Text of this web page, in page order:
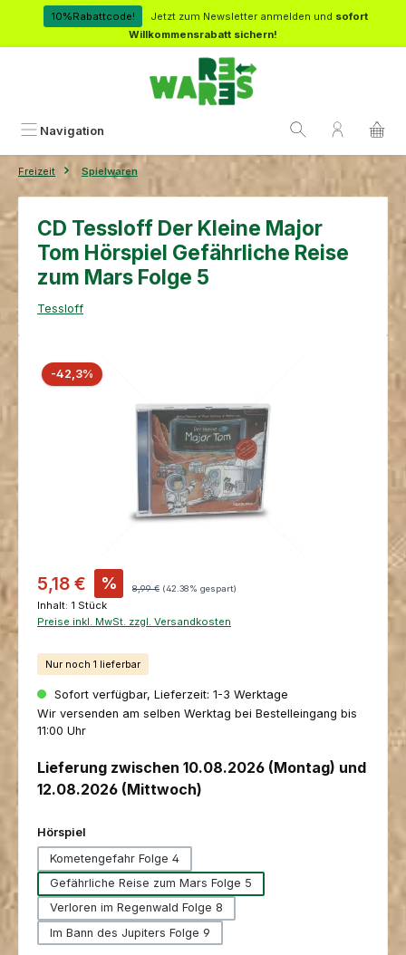
Zum Hauptinhalt springen
10%Rabattcode! Jetzt zum Newsletter anmelden und sofort
Willkommensrabatt sichern!
Navigation
Freizeit Spielwaren
CD Tessloff Der Kleine Major
Tom Hörspiel Gefährliche Reise
zum Mars Folge 5
Tessloff
Bildergalerie überspringen
-42,3% Rabatt
Verkaufspreis:
5,18 € % Regulärer Preis:
8,99 € (42.38% gespart)
Inhalt: 1 Stück
Preise inkl. MwSt. zzgl. Versandkosten
Nur noch 1 lieferbar
Sofort verfügbar, Lieferzeit: 1-3 Werktage
Wir versenden am selben Werktag bei Bestelleingang bis
11:00 Uhr
Lieferung zwischen 10.08.2026 (Montag) und
12.08.2026 (Mittwoch)
Hörspiel
Kometengefahr Folge 4
Gefährliche Reise zum Mars Folge 5
Verloren im Regenwald Folge 8
Im Bann des Jupiters Folge 9